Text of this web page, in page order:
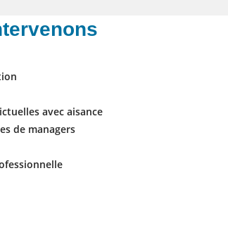
avec aisance
de managers